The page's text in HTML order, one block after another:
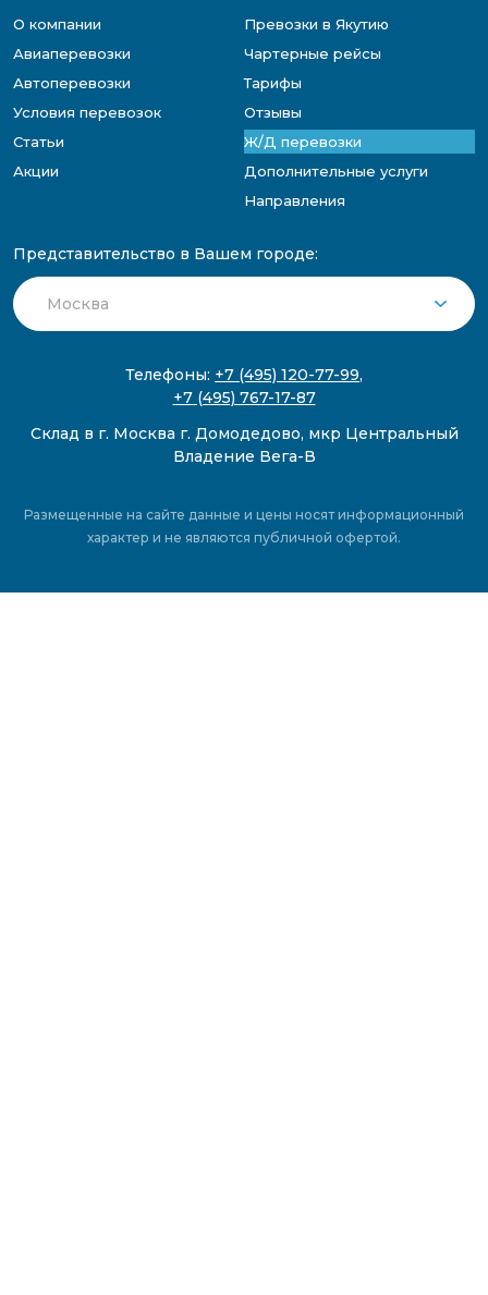
О компании
Превозки в Якутию
Авиаперевозки
Чартерные рейсы
Автоперевозки
Тарифы
Условия перевозок
Отзывы
Статьи
Ж/Д перевозки
Акции
Дополнительные услуги
Направления
Представительство в Вашем городе:
Телефоны: +7 (495) 120-77-99,
+7 (495) 767-17-87
Склад в г. Москва г. Домодедово, мкр Центральный
Владение Вега-В
Размещенные на сайте данные и цены носят информационный
характер и не являются публичной офертой.